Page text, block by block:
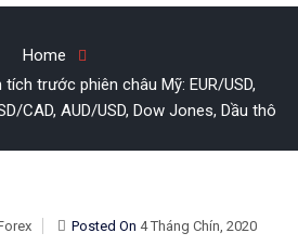
Home
trước phiên châu Mỹ: EUR/USD,
CAD, AUD/USD, Dow Jones, Dầu thô
Posted On 4 Tháng Chín, 2020